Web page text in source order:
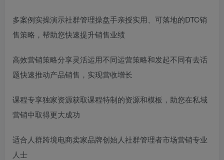
多案例实操演示社群管理操盘手亲授实用、可落地的DTC销
售策略，帮助您快速提升销售业绩
高效营销策略分享灵活运用不同运营策略和发起不同有去话
题快速推动产品销售，实现营收增长
课程专享独家资源获取课程特制的资源和模板，助您在私域
营销中取得更大成功
适合人群跨境电商卖家品牌创始人社群管理者市场营销专业
人士